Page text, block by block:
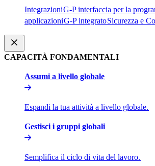
Integrazioni​​G-P interfaccia per la
applicazioni​​G-P integrato​​Sicurezza e
CAPACITÀ FONDAMENTALI​​
Assumi a livello globale​​
Espandi la tua attività a livello globale.​​
Gestisci i gruppi globali​​
Semplifica il ciclo di vita del lavoro.​​